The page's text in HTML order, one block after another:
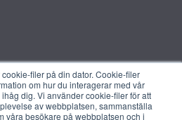
filer på din dator. Cookie-filer
om hur du interagerar med vår
dig. Vi använder cookie-filer för att
av webbplatsen, sammanställa
våra besökare på webbplatsen och i